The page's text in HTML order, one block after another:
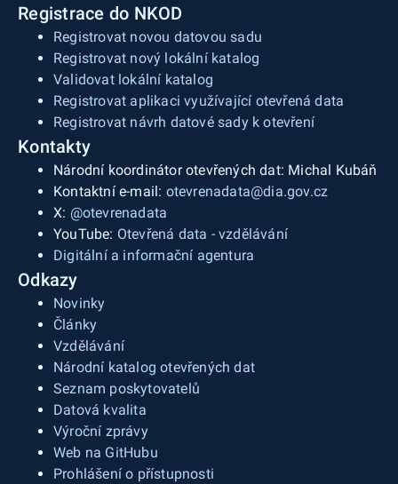
Registrace do NKOD
Registrovat novou datovou sadu
Registrovat nový lokální katalog
Validovat lokální katalog
Registrovat aplikaci využívající otevřená data
Registrovat návrh datové sady k otevření
Kontakty
Národní koordinátor otevřených dat: Michal Kubáň
Kontaktní e-mail: otevrenadata@dia.gov.cz
X: @otevrenadata
YouTube: Otevřená data - vzdělávání
Digitální a informační agentura
Odkazy
Novinky
Články
Vzdělávání
Národní katalog otevřených dat
Seznam poskytovatelů
Datová kvalita
Výroční zprávy
Web na GitHubu
Prohlášení o přístupnosti